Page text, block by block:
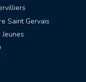
Saint Gervais